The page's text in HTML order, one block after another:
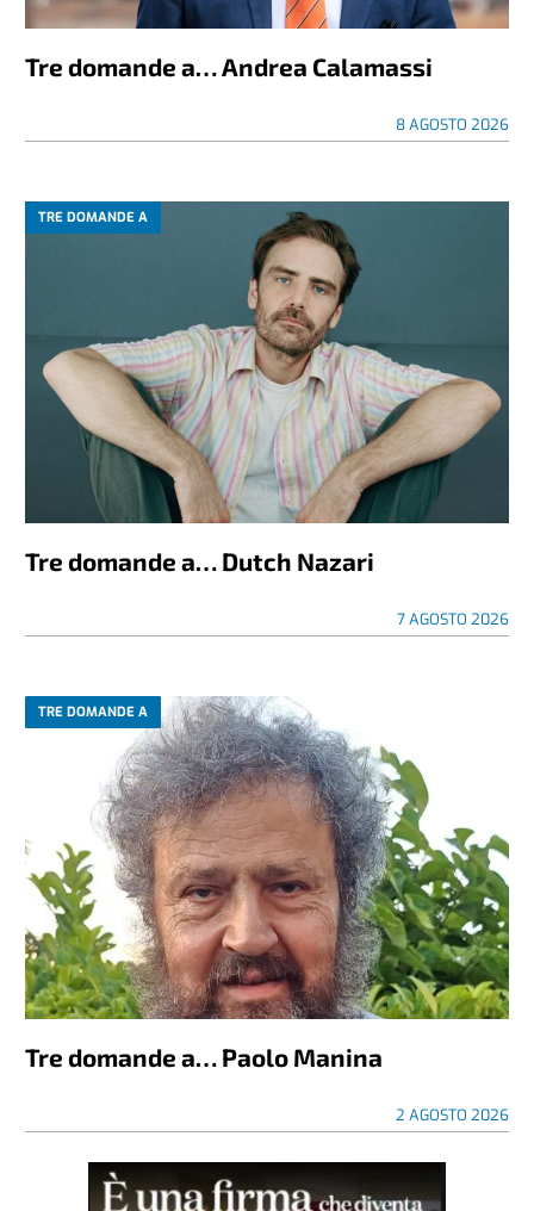
Tre domande a… Andrea Calamassi
8 AGOSTO 2026
TRE DOMANDE A
Tre domande a… Dutch Nazari
7 AGOSTO 2026
TRE DOMANDE A
Tre domande a… Paolo Manina
2 AGOSTO 2026